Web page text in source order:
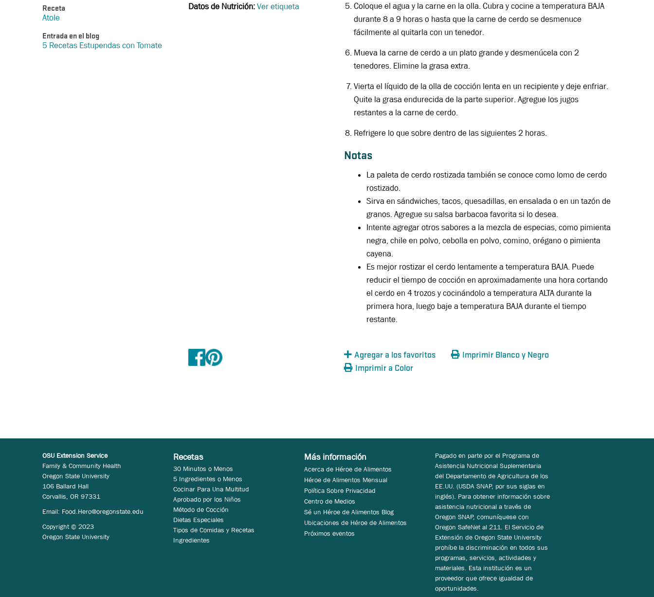
Receta
Atole
Entrada en el blog
5 Recetas Estupendas con Tomate
Datos de Nutrición:Ver etiqueta
Coloque el agua y la carne en la olla. Cubra y cocine a temperatura BAJA
durante 8 a 9 horas o hasta que la carne de cerdo se desmenuce
fácilmente al quitarla con un tenedor.
Mueva la carne de cerdo a un plato grande y desmenúcela con 2
tenedores. Elimine la grasa extra.
Vierta el líquido de la olla de cocción lenta en un recipiente y deje enfriar.
Quite la grasa endurecida de la parte superior. Agregue los jugos
restantes a la carne de cerdo.
Refrigere lo que sobre dentro de las siguientes 2 horas.
Notas
La paleta de cerdo rostizada también se conoce como lomo de cerdo
rostizado.
Sirva en sándwiches, tacos, quesadillas, en ensalada o en un tazón de
granos. Agregue su salsa barbacoa favorita si lo desea.
Intente agregar otros sabores a la mezcla de especias, como pimienta
negra, chile en polvo, cebolla en polvo, comino, orégano o pimienta
cayena.
Es mejor rostizar el cerdo lentamente a temperatura BAJA. Puede
reducir el tiempo de cocción en aproximadamente una hora cortando
el cerdo en 4 trozos y cocinándolo a temperatura ALTA durante la
primera hora, luego baje a temperatura BAJA durante el tiempo
restante.
Agregar a los favoritos
Imprimir Blanco y Negro
Imprimir a Color
OSU Extension Service
Family & Community Health
Oregon State University
106 Ballard Hall
Corvallis, OR 97331
Email: Food.Hero@oregonstate.edu
Copyright © 2023
Oregon State University
Recetas
30 Minutos o Menos
5 Ingredientes o Menos
Cocinar Para Una Multitud
Aprobado por los Niños
Método de Cocción
Dietas Especiales
Tipos de Comidas y Recetas
Ingredientes
Más información
Acerca de Héroe de Alimentos
Héroe de Alimentos Mensual
Política Sobre Privacidad
Centro de Medios
Sé un Héroe de Alimentos Blog
Ubicaciones de Héroe de Alimentos
Próximos eventos
Pagado en parte por el Programa de
Asistencia Nutricional Suplementaria
del Departamento de Agricultura de los
EE.UU. (USDA SNAP, por sus siglas en
inglés). Para obtener información sobre
asistencia nutricional a través de
Oregon SNAP, comuníquese con
Oregon SafeNet al 211. El Servicio de
Extensión de Oregon State University
prohíbe la discriminación en todos sus
programas, servicios, actividades y
materiales. Esta institución es un
proveedor que ofrece igualdad de
oportunidades.